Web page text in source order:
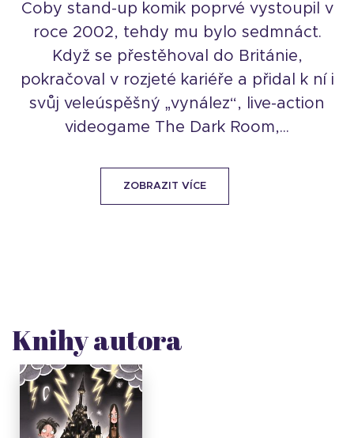
Coby stand-up komik poprvé vystoupil v
roce 2002, tehdy mu bylo sedmnáct.
Když se přestěhoval do Británie,
pokračoval v rozjeté kariéře a přidal k ní i
svůj veleúspěšný „vynález“, live-action
videogame The Dark Room,...
ZOBRAZIT VÍCE
Knihy autora